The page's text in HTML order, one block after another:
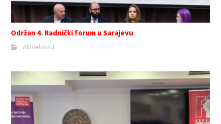
Održan 4. Radnički forum u Sarajevu
Aktuelnosti